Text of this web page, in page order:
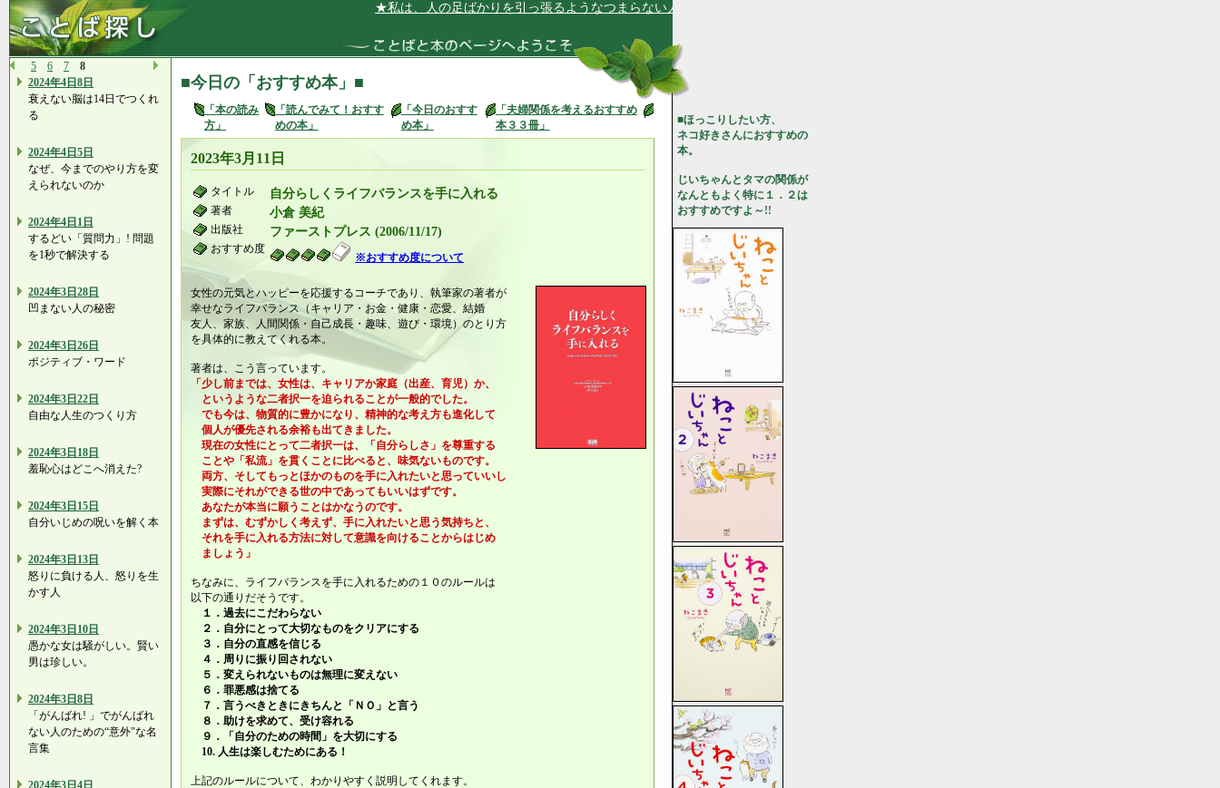
★私は、人の足ばかりを引っ張るようなつまらない人間ではありません★
5 6 7
8
2024年4日8日
衰えない脳は14日でつくれ
る
2024年4日5日
なぜ、今までのやり方を変
えられないのか
2024年4日1日
するどい「質問力」! 問題
を1秒で解決する
2024年3日28日
凹まない人の秘密
2024年3日26日
ポジティブ・ワード
2024年3日22日
自由な人生のつくり方
2024年3日18日
羞恥心はどこへ消えた?
2024年3日15日
自分いじめの呪いを解く本
2024年3日13日
怒りに負ける人、怒りを生
かす人
2024年3日10日
愚かな女は騒がしい。賢い
男は珍しい。
2024年3日8日
「がんばれ! 」でがんばれ
ない人のための“意外"な名
言集
2024年3日4日
■今日の「おすすめ本」■
「本の読み
方」
「読んでみて！おすす
めの本」
「今日のおすす
め本」
「夫婦関係を考えるおすすめ
本３３冊」
2023年3月11日
タイトル 自分らしくライフバランスを手に入れる
著者 小倉 美紀
出版社 ファーストプレス (2006/11/17)
おすすめ度
※おすすめ度について
女性の元気とハッピーを応援するコーチであり、執筆家の著者が
幸せなライフバランス（キャリア・お金・健康・恋愛、結婚
友人、家族、人間関係・自己成長・趣味、遊び・環境）のとり方
を具体的に教えてくれる本。
著者は、こう言っています。
「少し前までは、女性は、キャリアか家庭（出産、育児）か、
というような二者択一を迫られることが一般的でした。
でも今は、物質的に豊かになり、精神的な考え方も進化して
個人が優先される余裕も出てきました。
現在の女性にとって二者択一は、「自分らしさ」を尊重する
ことや「私流」を貫くことに比べると、味気ないものです。
両方、そしてもっとほかのものを手に入れたいと思っていいし
実際にそれができる世の中であってもいいはずです。
あなたが本当に願うことはかなうのです。
まずは、むずかしく考えず、手に入れたいと思う気持ちと、
それを手に入れる方法に対して意識を向けることからはじめ
ましょう」
ちなみに、ライフバランスを手に入れるための１０のルールは
以下の通りだそうです。
１．過去にこだわらない
２．自分にとって大切なものをクリアにする
３．自分の直感を信じる
４．周りに振り回されない
５．変えられないものは無理に変えない
６．罪悪感は捨てる
７．言うべきときにきちんと「ＮＯ」と言う
８．助けを求めて、受け容れる
９．「自分のための時間」を大切にする
10. 人生は楽しむためにある！
上記のルールについて、わかりやすく説明してくれます。
■ほっこりしたい方、
ネコ好きさんにおすすめの
本。
じいちゃんとタマの関係が
なんともよく特に１．２は
おすすめですよ～!!